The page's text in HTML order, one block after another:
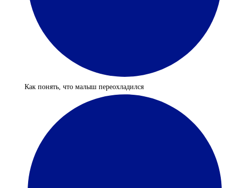
Как понять, что малыш переохладился